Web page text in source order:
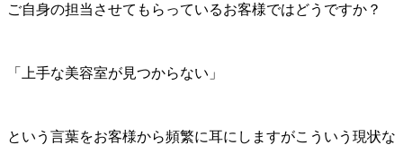
ご自身の担当させてもらっているお客様ではどうですか？
「上手な美容室が見つからない」
という言葉をお客様から頻繁に耳にしますがこういう現状な